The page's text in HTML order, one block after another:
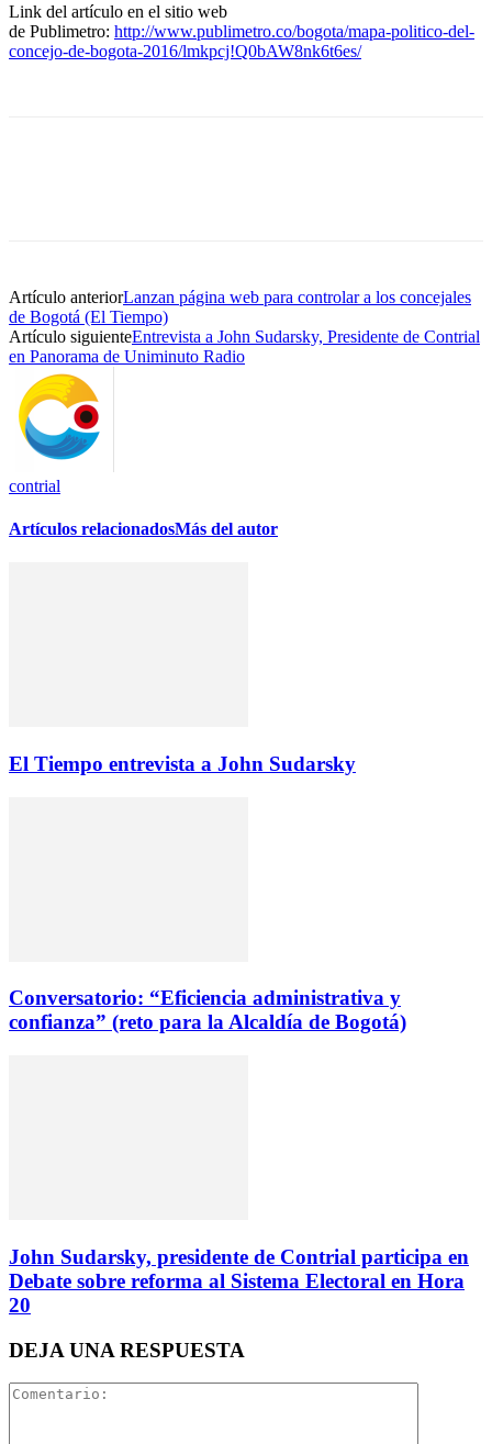
Link del artículo en el sitio web
de Publimetro: http://www.publimetro.co/bogota/mapa-politico-del-
concejo-de-bogota-2016/lmkpcj!Q0bAW8nk6t6es/
Artículo anteriorLanzan página web para controlar a los concejales
de Bogotá (El Tiempo)
Artículo siguienteEntrevista a John Sudarsky, Presidente de Contrial
en Panorama de Uniminuto Radio
contrial
Artículos relacionadosMás del autor
El Tiempo entrevista a John Sudarsky
Conversatorio: “Eficiencia administrativa y
confianza” (reto para la Alcaldía de Bogotá)
John Sudarsky, presidente de Contrial participa en
Debate sobre reforma al Sistema Electoral en Hora
20
DEJA UNA RESPUESTA